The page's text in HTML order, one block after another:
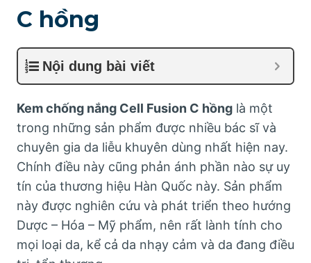
C hồng
Nội dung bài viết
Kem chống nắng Cell Fusion C hồng là một
trong những sản phẩm được nhiều bác sĩ và
chuyên gia da liễu khuyên dùng nhất hiện nay.
Chính điều này cũng phản ánh phần nào sự uy
tín của thương hiệu Hàn Quốc này. Sản phẩm
này được nghiên cứu và phát triển theo hướng
Dược – Hóa – Mỹ phẩm, nên rất lành tính cho
mọi loại da, kể cả da nhạy cảm và da đang điều